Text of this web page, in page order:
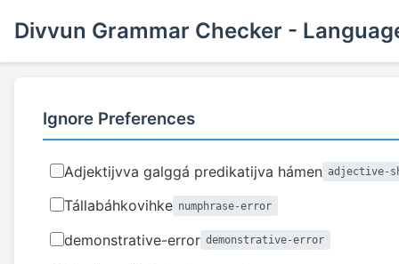
Divvun Grammar Checker -
Ignore Preferences
Adjektijvva galggá predikatijva hámen adjective-
Tállabáhkovihke numphrase-error
demonstrative-error demonstrative-error